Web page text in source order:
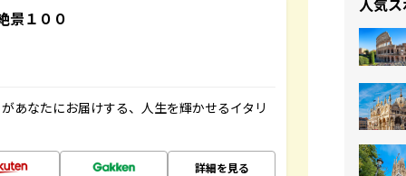
景１００
あなたにお届けする、人生を輝かせるイタリ
詳細を見る
人気